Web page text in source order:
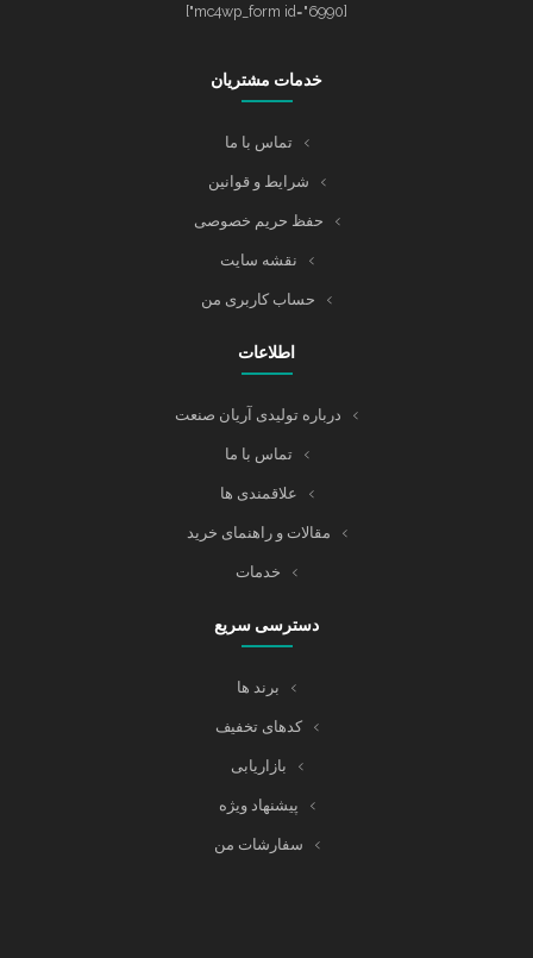
[mc4wp_form id="6990"]
خدمات مشتریان
تماس با ما
شرایط و قوانین
حفظ حریم خصوصی
نقشه سایت
حساب کاربری من
اطلاعات
درباره تولیدی آریان صنعت
تماس با ما
علاقمندی ها
مقالات و راهنمای خرید
خدمات
دسترسی سریع
برند ها
کدهای تخفیف
بازاریابی
پیشنهاد ویژه
سفارشات من